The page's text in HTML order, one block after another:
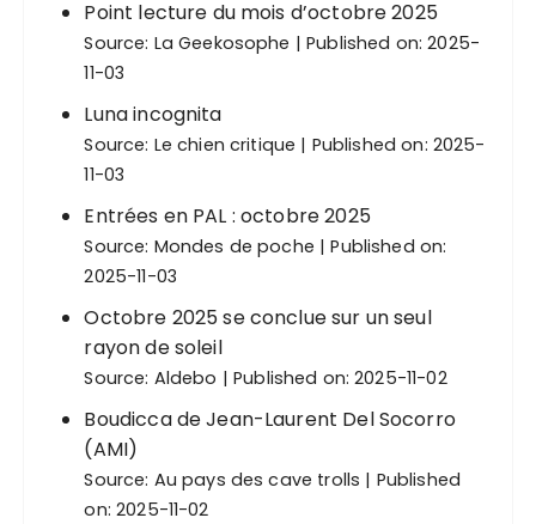
Point lecture du mois d’octobre 2025
Source: La Geekosophe
Published on: 2025-
11-03
Luna incognita
Source: Le chien critique
Published on: 2025-
11-03
Entrées en PAL : octobre 2025
Source: Mondes de poche
Published on:
2025-11-03
Octobre 2025 se conclue sur un seul
rayon de soleil
Source: Aldebo Published on: 2025-11-02
Boudicca de Jean-Laurent Del Socorro
(AMI)
Source: Au pays des cave trolls
Published
on: 2025-11-02